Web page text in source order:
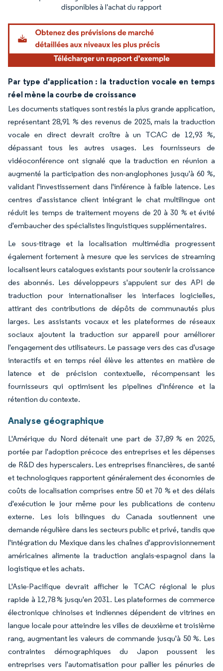
Image © Mordor Intelligence. La réutilisation nécessite une attribution sous CC BY
Par type d'application : la traduction vocale en temps
réel mène la courbe de croissance
Les documents statiques sont restés la plus grande application,
représentant 28,91 % des revenus de 2025, mais la traduction
vocale en direct devrait croître à un TCAC de 12,93 %,
dépassant tous les autres usages. Les fournisseurs de
vidéoconférence ont signalé que la traduction en réunion a
augmenté la participation des non-anglophones jusqu'à 60 %,
validant l'investissement dans l'inférence à faible latence. Les
centres d'assistance client intégrant le chat multilingue ont
réduit les temps de traitement moyens de 20 à 30 % et évité
d'embaucher des spécialistes linguistiques supplémentaires.
Le sous-titrage et la localisation multimédia progressent
également fortement à mesure que les services de streaming
localisent leurs catalogues existants pour soutenir la croissance
des abonnés. Les développeurs s'appuient sur des API de
traduction pour internationaliser les interfaces logicielles,
attirant des contributions de dépôts de communautés plus
larges. Les assistants vocaux et les plateformes de réseaux
sociaux ajoutent la traduction sur appareil pour améliorer
l'engagement des utilisateurs. Le passage vers des cas d'usage
interactifs et en temps réel élève les attentes en matière de
latence et de précision contextuelle, récompensant les
fournisseurs qui optimisent les pipelines d'inférence et la
rétention du contexte.
Analyse géographique
L'Amérique du Nord détenait une part de 37,89 % en 2025,
portée par l'adoption précoce des entreprises et les dépenses
de R&D des hyperscalers. Les entreprises financières, de santé
et technologiques rapportent généralement des économies de
coûts de localisation comprises entre 50 et 70 % et des délais
d'exécution le jour même pour les publications de contenu
externe. Les lois bilingues du Canada soutiennent une
demande régulière dans les secteurs public et privé, tandis que
l'intégration du Mexique dans les chaînes d'approvisionnement
américaines alimente la traduction anglais-espagnol dans la
logistique et les achats.
L'Asie-Pacifique devrait afficher le TCAC régional le plus
rapide à 12,78 % jusqu'en 2031. Les plateformes de commerce
électronique chinoises et indiennes dépendent de vitrines en
langue locale pour atteindre les villes de deuxième et troisième
rang, augmentant les valeurs de commande jusqu'à 50 %. Les
contraintes démographiques du Japon poussent les
entreprises vers l'automatisation pour pallier les pénuries de